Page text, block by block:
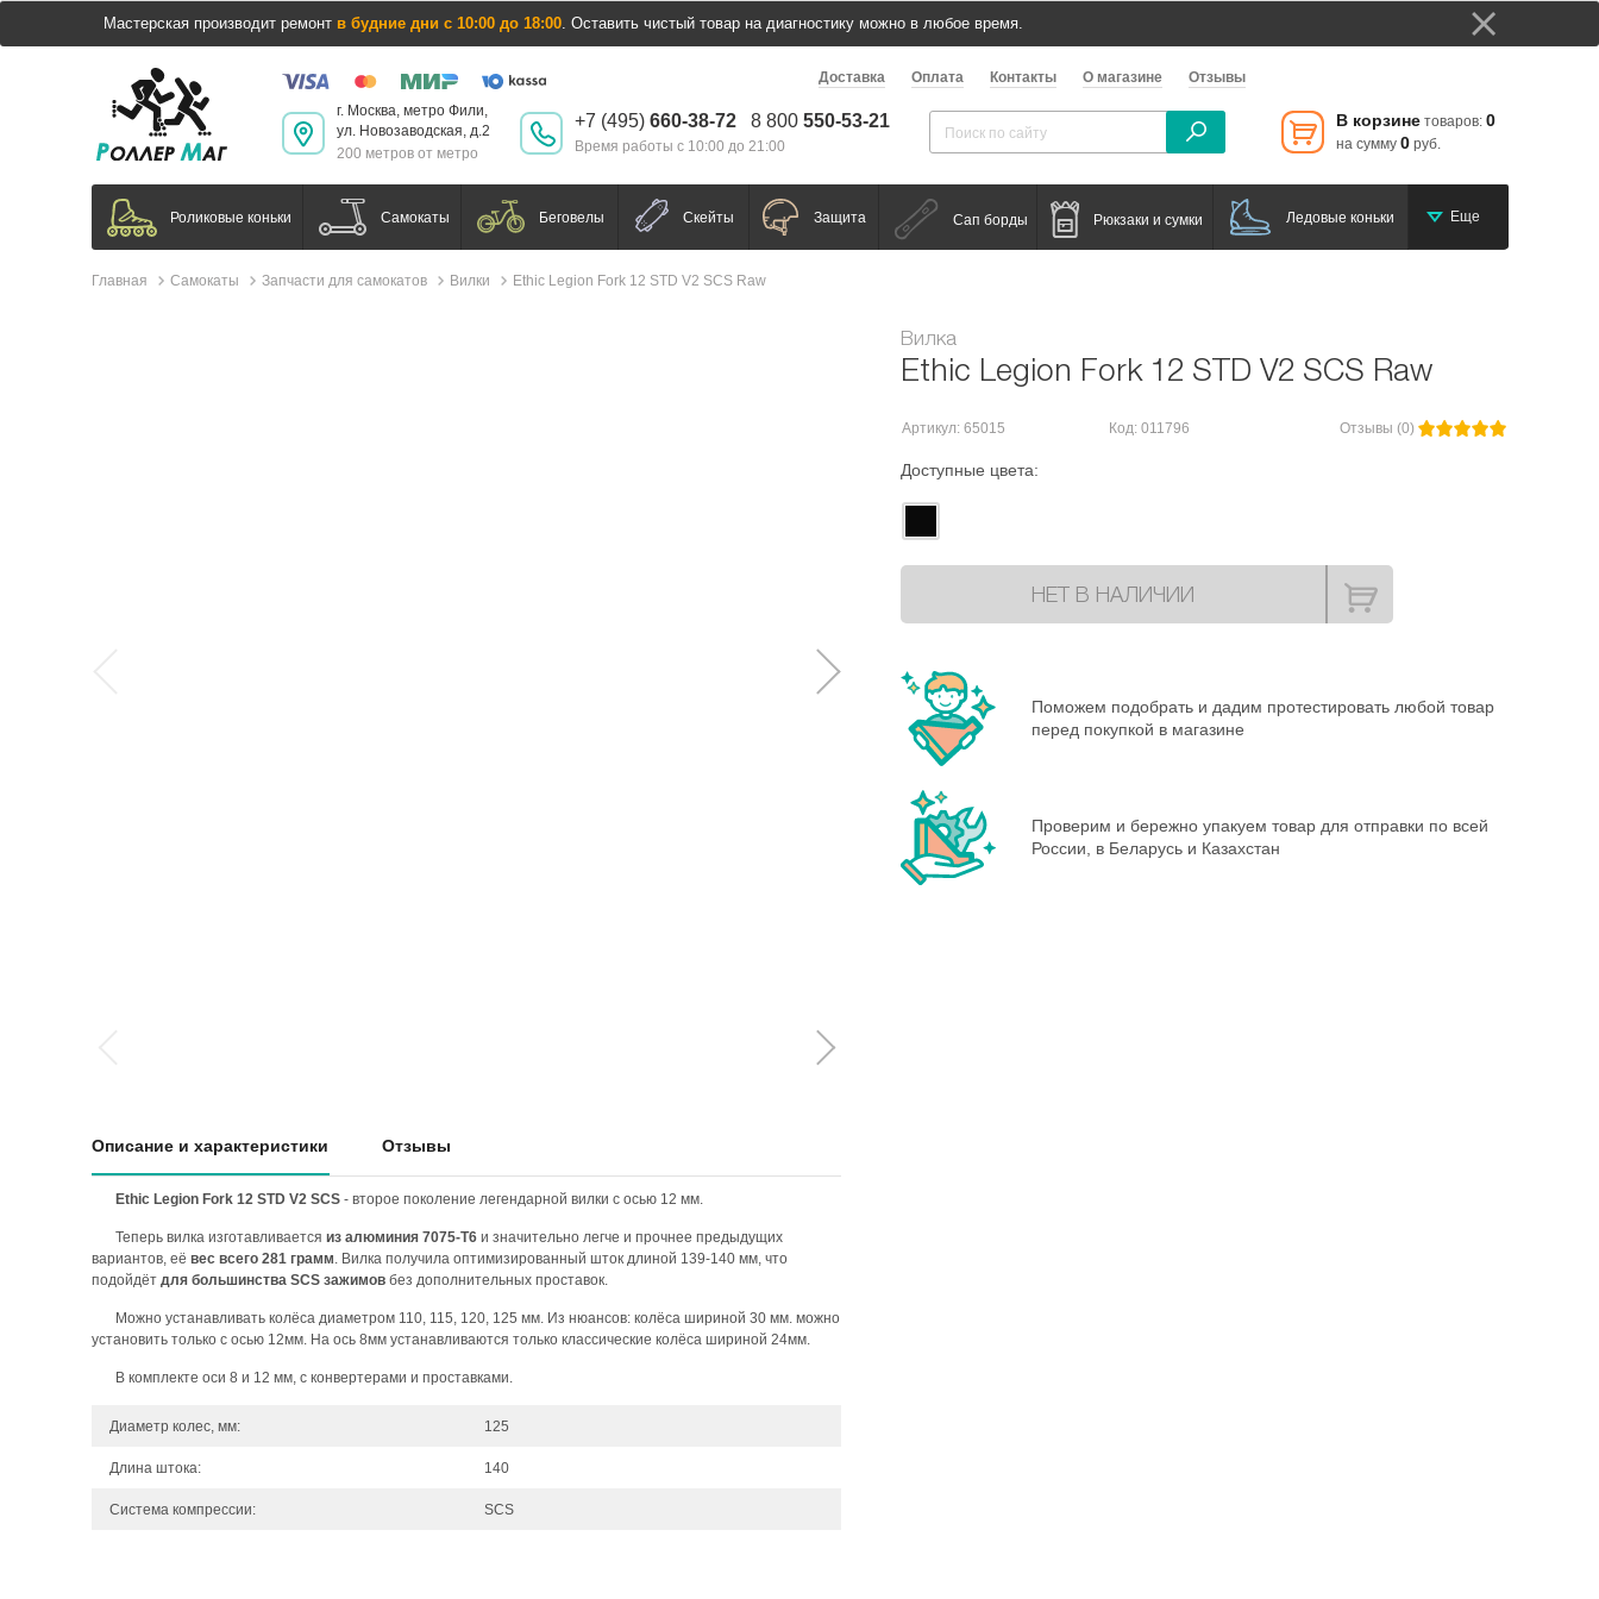
Мастерская производит ремонт в будние дни с 10:00 до 18:00. Оставить чистый товар на диагностику можно в любое время.
Доставка Оплата Контакты О магазине Отзывы
В корзине товаров: 0
на сумму 0 руб.
г. Москва, метро Фили,
ул. Новозаводская, д.2
200 метров от метро
+7 (495) 660-38-72 8 800 550-53-21
Время работы с 10:00 до 21:00
Роликовые коньки Самокаты Беговелы Скейты Защита Сап борды Рюкзаки и сумки Ледовые коньки Еще
Главная Самокаты Запчасти для самокатов Вилки Ethic Legion Fork 12 STD V2 SCS Raw
Описание и характеристики Отзывы
Ethic Legion Fork 12 STD V2 SCS - второе поколение легендарной вилки с осью 12 мм.
Теперь вилка изготавливается из алюминия 7075-Т6 и значительно легче и прочнее предыдущих
вариантов, её вес всего 281 грамм. Вилка получила оптимизированный шток длиной 139-140 мм, что
подойдёт для большинства SCS зажимов без дополнительных проставок.
Можно устанавливать колёса диаметром 110, 115, 120, 125 мм. Из нюансов: колёса шириной 30 мм. можно
установить только с осью 12мм. На ось 8мм устанавливаются только классические колёса шириной 24мм.
В комплекте оси 8 и 12 мм, с конвертерами и проставками.
Диаметр колес, мм: 125
Длина штока: 140
Система компрессии: SCS
Вилка
Ethic Legion Fork 12 STD V2 SCS Raw
Артикул: 65015 Код: 011796 Отзывы (0)
Доступные цвета:
НЕТ В НАЛИЧИИ
Поможем подобрать и дадим протестировать любой товар
перед покупкой в магазине
Проверим и бережно упакуем товар для отправки по всей
России, в Беларусь и Казахстан